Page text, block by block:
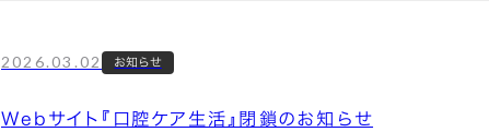
2026.03.02 お知らせ
Webサイト『口腔ケア生活』閉鎖のお知らせ